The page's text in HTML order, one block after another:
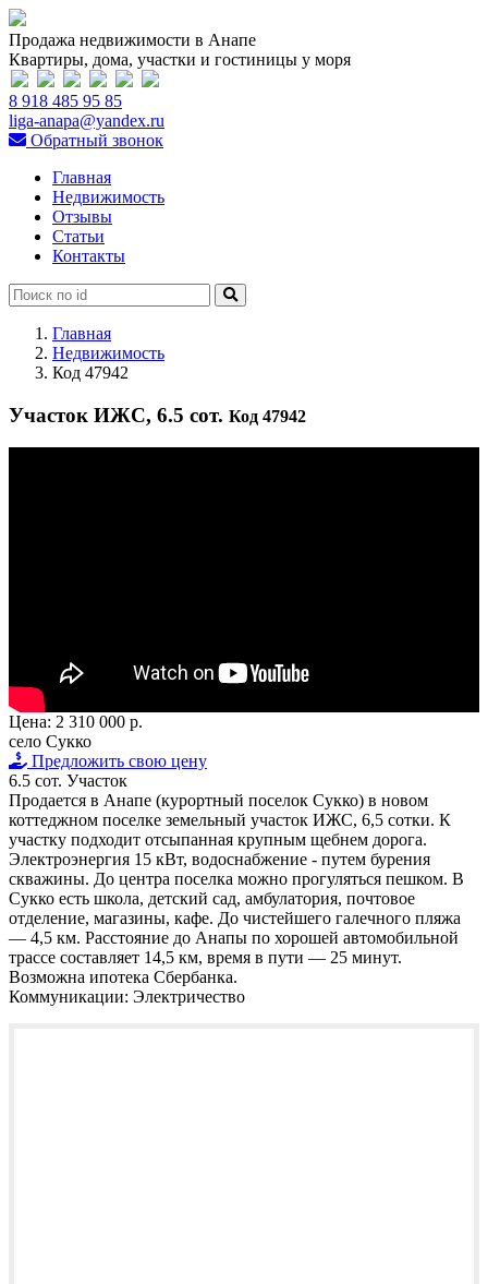
Продажа недвижимости в Анапе
Квартиры, дома, участки и гостиницы у моря
8 918 485 95 85
liga-anapa@yandex.ru
Обратный звонок
Главная
Недвижимость
Отзывы
Статьи
Контакты
Главная
Недвижимость
Код 47942
Участок ИЖС, 6.5 сот. Код 47942
Цена: 2 310 000 р.
село Сукко
Предложить свою цену
6.5 сот. Участок
Продается в Анапе (курортный поселок Сукко) в новом
коттеджном поселке земельный участок ИЖС, 6,5 сотки. К
участку подходит отсыпанная крупным щебнем дорога.
Электроэнергия 15 кВт, водоснабжение - путем бурения
скважины. До центра поселка можно прогуляться пешком. В
Сукко есть школа, детский сад, амбулатория, почтовое
отделение, магазины, кафе. До чистейшего галечного пляжа
— 4,5 км. Расстояние до Анапы по хорошей автомобильной
трассе составляет 14,5 км, время в пути — 25 минут.
Возможна ипотека Сбербанка.
Коммуникации: Электричество